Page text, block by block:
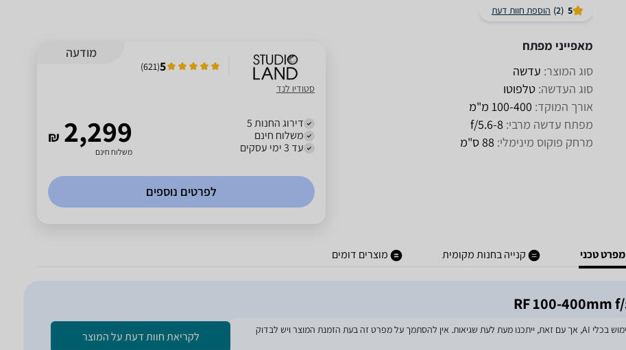
5
(2) הוספת חוות דעת
מאפייני מפתח
סוג המוצר: עדשה
סוג העדשה: טלפוטו
אורך המוקד: 100-400 מ"מ
מפתח עדשה מרבי: f/5.6-8
מרחק פוקוס מינימלי: 88 ס"מ
מודעה
5
(
621
)
סטודיו לנד
דירוג החנות 5
משלוח חינם
עד 3 ימי עסקים
₪ 2,299
משלוח חינם
לפרטים נוספים
מפרט טכני קנייה בחנות מקומית מוצרים דומים
מאמצים רבים הושקעו בעדכון מפרטי המוצרים באתר, לרבות שימוש בכלי AI, אך עם זאת, ייתכנו מעת לעת שגיאות. אין להסתמך על מפרט זה בעת הזמנת המוצר ויש לבדוק
לקריאת חוות דעת על המוצר